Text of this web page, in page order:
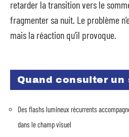
retarder la transition vers le
fragmenter sa nuit. Le problème
mais la réaction qu’il provoque.
Quand consulter
Des flashs lumineux récurrents
dans le champ visuel